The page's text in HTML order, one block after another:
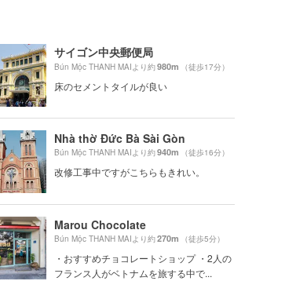
サイゴン中央郵便局
Bún Mộc THANH MAIより約980m （徒歩17分）
床のセメントタイルが良い
Nhà thờ Đức Bà Sài Gòn
Bún Mộc THANH MAIより約940m （徒歩16分）
改修工事中ですがこちらもきれい。
Marou Chocolate
Bún Mộc THANH MAIより約270m （徒歩5分）
・おすすめチョコレートショップ ・2人の
フランス人がベトナムを旅する中で...